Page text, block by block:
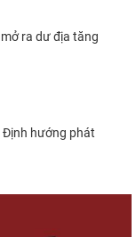
ra dư địa tăng
Định hướng phát